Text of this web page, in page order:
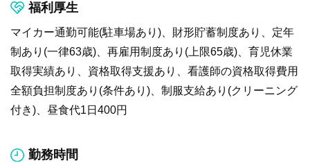
福利厚生
マイカー通勤可能(駐車場あり)、財形貯蓄制度あり、定年
制あり(一律63歳)、再雇用制度あり(上限65歳)、育児休業
取得実績あり、資格取得支援あり、看護師の資格取得費用
全額負担制度あり(条件あり)、制服支給あり(クリーニング
付き)、昼食代1日400円
勤務時間